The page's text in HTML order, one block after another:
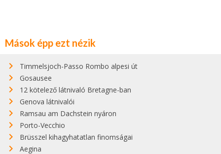
Mások épp ezt nézik
Timmelsjoch-Passo Rombo alpesi út
Gosausee
12 kötelező látnivaló Bretagne-ban
Genova látnivalói
Ramsau am Dachstein nyáron
Porto-Vecchio
Brüsszel kihagyhatatlan finomságai
Aegina